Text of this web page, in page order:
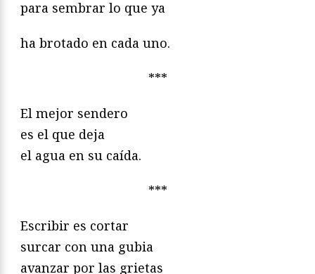
para sembrar lo que ya
ha brotado en cada uno.
***
El mejor sendero
es el que deja
el agua en su caída.
***
Escribir es cortar
surcar con una gubia
avanzar por las grietas